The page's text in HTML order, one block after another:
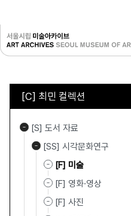
[C] 최민 컬렉션
[S] 도서 자료
[SS] 시각문화연구
[F] 미술
[F] 영화·영상
[F] 사진